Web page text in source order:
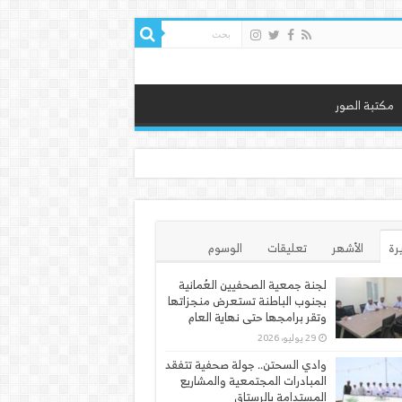
مكتبة الصور
الأشهر تعليقات
الوسوم
لجنة جمعية الصحفيين العُمانية
بجنوب الباطنة تستعرض منجزاتها
وتقر برامجها حتى نهاية العام
29 يوليو، 2026
وادي السحتن.. جولة صحفية تتفقد
المبادرات المجتمعية والمشاريع
المستدامة بالرستاق